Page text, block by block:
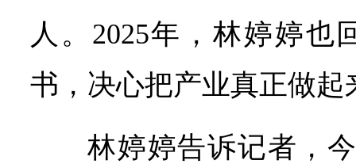
人。2025年，林婷婷也
书，决心把产业真正做起
林婷婷告诉记者，